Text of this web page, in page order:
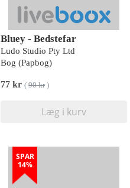
Bluey - Bedstefar
Ludo Studio Pty Ltd
Bog (Papbog)
77 kr ( 90 kr)
Læg i kurv
SPAR
14%